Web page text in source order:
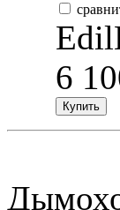
6
Купить